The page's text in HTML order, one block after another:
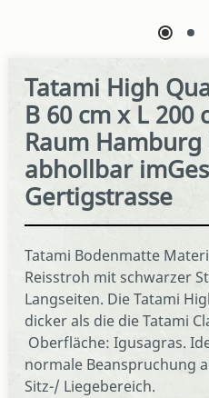
Tatami High
B 60 cm x L 200
Raum
abhollbar
Gertigstrasse
Tatami Bodenmatte
Reisstroh mit schwarzer
Langseiten. Die Tatami
dicker als die die Tatami
Oberfläche: Igusagras.
normale Beanspruchung
Sitz-/ Liegebereich.